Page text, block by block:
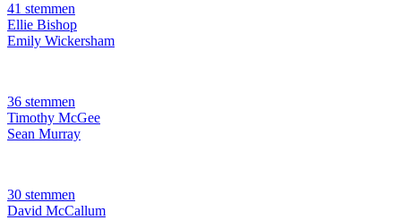
41 stemmen
Ellie Bishop
Emily Wickersham
36 stemmen
Timothy McGee
Sean Murray
30 stemmen
David McCallum